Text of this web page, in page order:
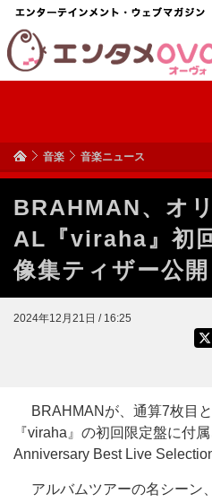
音楽 音楽ニュース
BRAHMAN、オ
AL『viraha』初
像集ティザー公開
2024年12月21日 / 16:25
BRAHMANが、通算7枚目
『viraha』の初回限定盤に付
Anniversary Best Live
アルバムツアーの名シーン